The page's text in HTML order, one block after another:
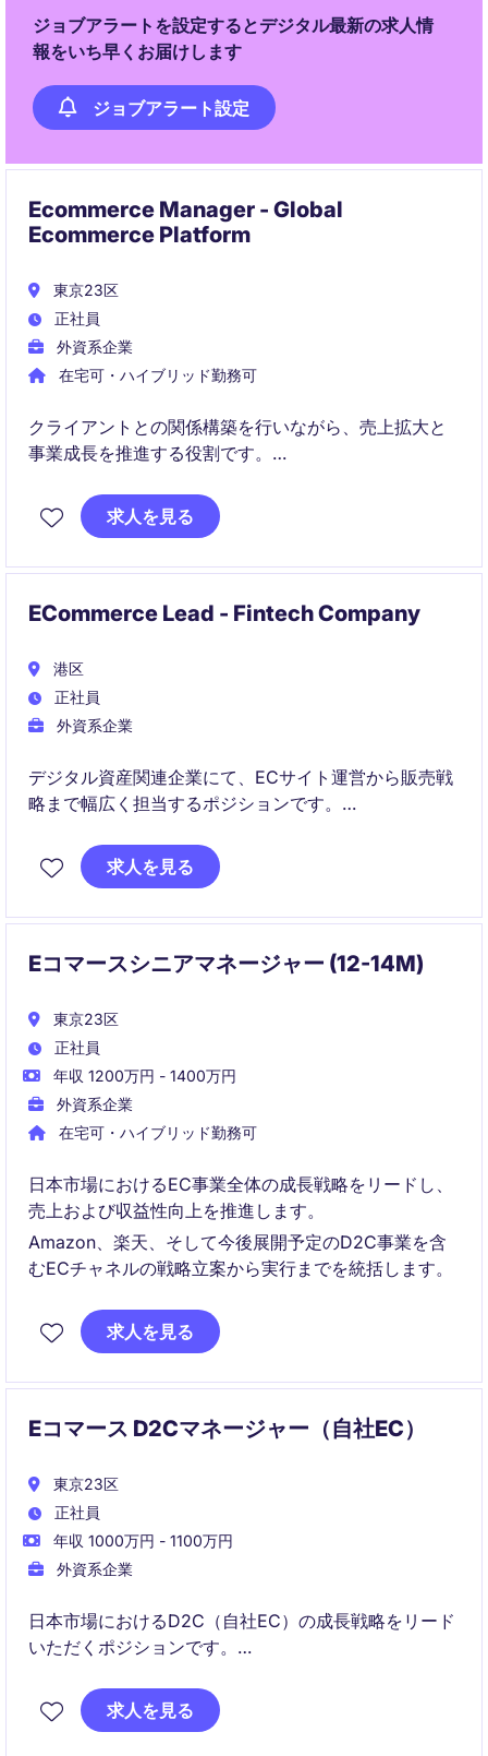
ジョブアラートを設定するとデジタル最新の求人情
報をいち早くお届けします
ジョブアラート設定
Ecommerce Manager - Global
Ecommerce Platform
東京23区
正社員
外資系企業
在宅可・ハイブリッド勤務可
クライアントとの関係構築を行いながら、売上拡大と
事業成長を推進する役割です。
ECマーケットプレイスにおけるブランド成長戦略の立
案から実行までを担当するポジションです。
求人を見る
ECommerce Lead - Fintech Company
港区
正社員
外資系企業
デジタル資産関連企業にて、ECサイト運営から販売戦
略まで幅広く担当するポジションです。
オンラインストアの成長を牽引し、顧客体験向上と売
上拡大を推進します。
求人を見る
Eコマースシニアマネージャー (12-14M)
東京23区
正社員
年収 1200万円 - 1400万円
外資系企業
在宅可・ハイブリッド勤務可
日本市場におけるEC事業全体の成長戦略をリードし、
売上および収益性向上を推進します。
Amazon、楽天、そして今後展開予定のD2C事業を含
むECチャネルの戦略立案から実行までを統括します。
求人を見る
Eコマース D2Cマネージャー（自社EC）
東京23区
正社員
年収 1000万円 - 1100万円
外資系企業
日本市場におけるD2C（自社EC）の成長戦略をリード
いただくポジションです。
UX・オペレーションを統合的に推進します。
求人を見る